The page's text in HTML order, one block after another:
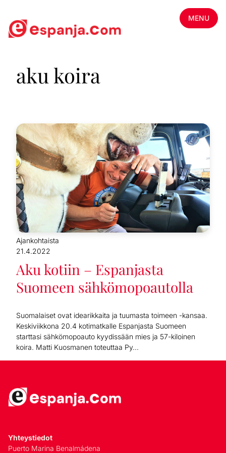
MENU
aku koira
Ajankohtaista
21.4.2022
Aku kotiin – Espanjasta
Suomeen sähkömopoautolla
Suomalaiset ovat idearikkaita ja tuumasta toimeen -kansaa.
Keskiviikkona 20.4 kotimatkalle Espanjasta Suomeen
starttasi sähkömopoauto kyydissään mies ja 57-kiloinen
koira. Matti Kuosmanen toteuttaa Py...
Yhteystiedot
Puerto Marina Benalmádena